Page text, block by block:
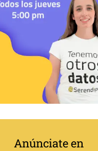
Anúnciate en